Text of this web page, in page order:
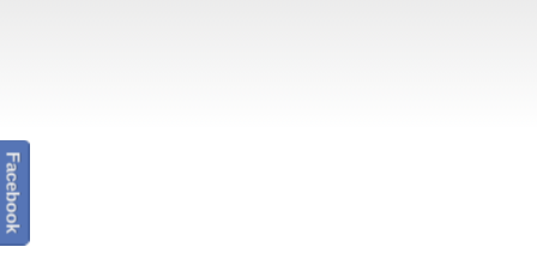
Facebook